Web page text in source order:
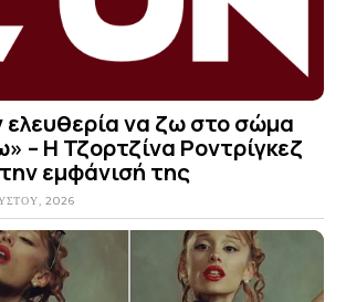
να ζω στο σώμα
– Η Τζορτζίνα Ροντρίγκεζ
εμφάνισή της
2026